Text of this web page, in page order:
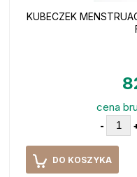
KUBECZEK
cena
-
DO KOSZYKA